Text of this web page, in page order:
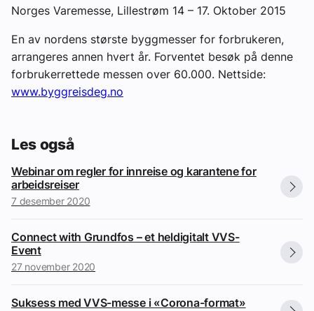
Norges Varemesse, Lillestrøm 14 – 17. Oktober 2015
En av nordens største byggmesser for forbrukeren,
arrangeres annen hvert år. Forventet besøk på denne
forbrukerrettede messen over 60.000. Nettside:
www.byggreisdeg.no
Les også
Webinar om regler for innreise og karantene for
arbeidsreiser
7 desember 2020
Connect with Grundfos – et heldigitalt VVS-
Event
27 november 2020
Suksess med VVS-messe i «Corona-format»